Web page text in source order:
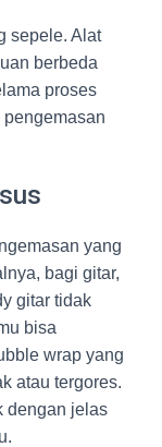
sepele. Alat
berbeda
proses
yang
bagi gitar,
gitar tidak
bisa
wrap yang
atau tergores.
dengan jelas